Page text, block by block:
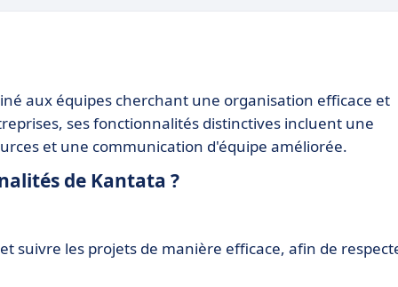
aux équipes cherchant une organisation efficace et
ses fonctionnalités distinctives incluent une
et une communication d'équipe améliorée.
de Kantata ?
suivre les projets de manière efficace, afin de